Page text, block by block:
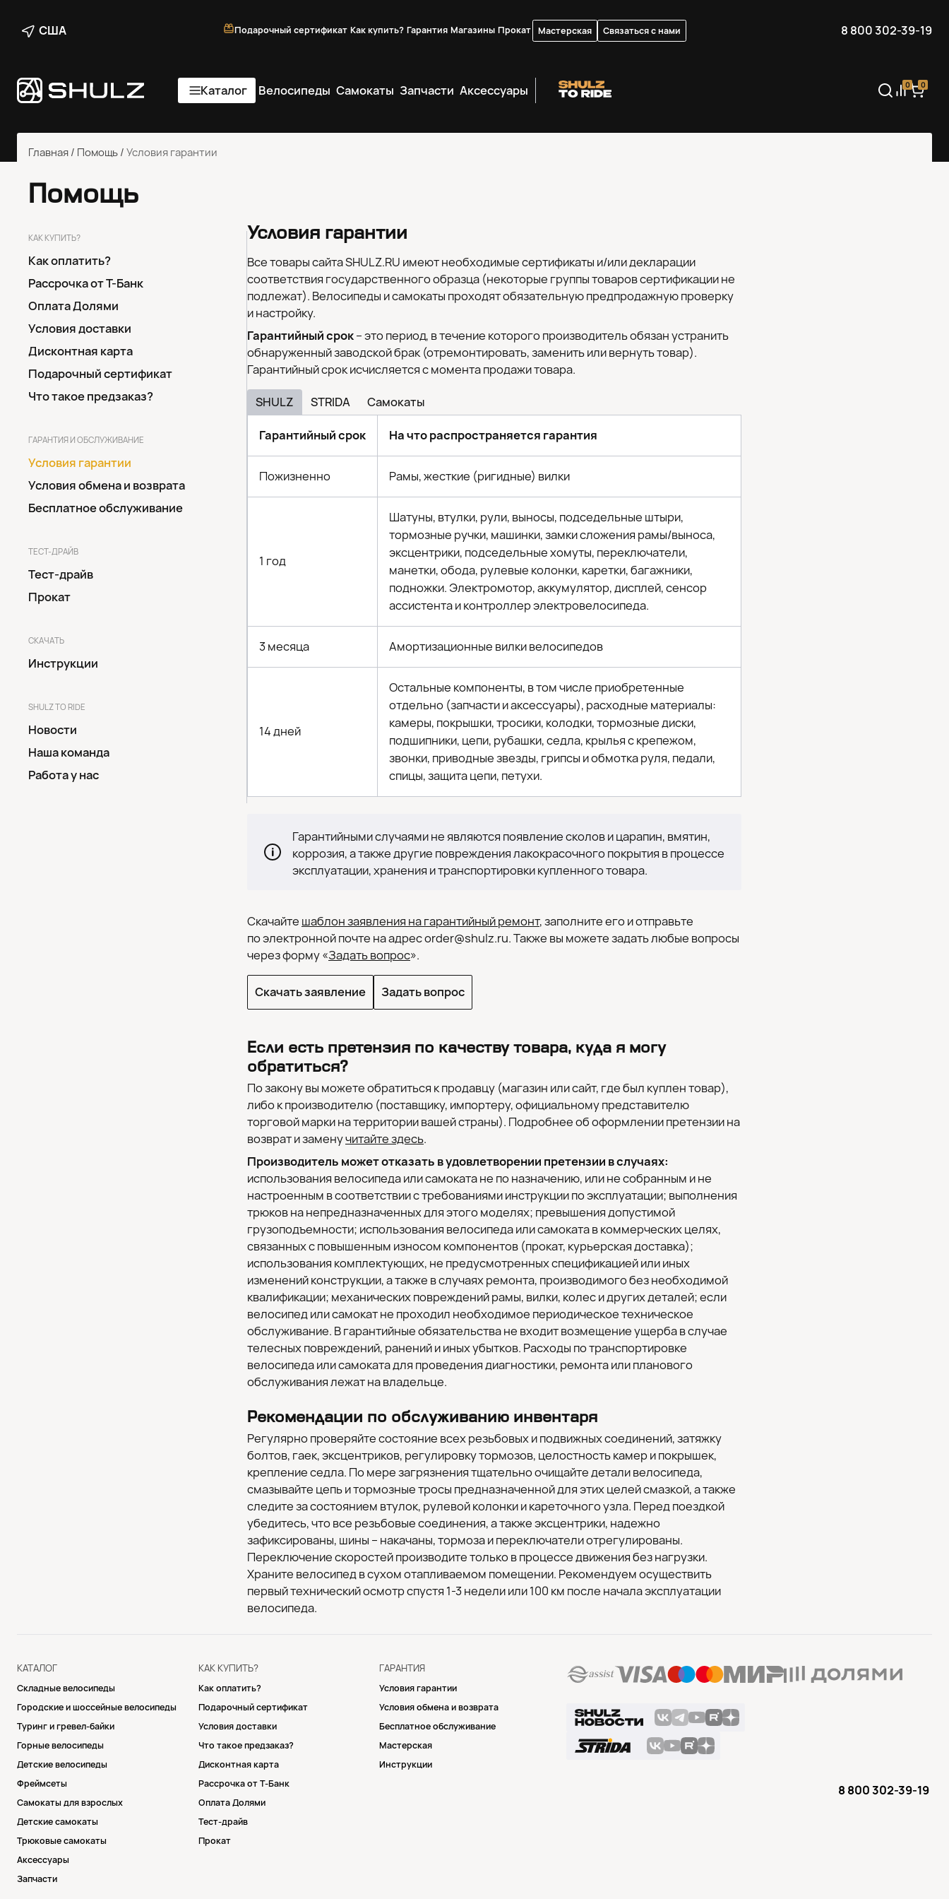
США Подарочный сертификат Как купить? Гарантия Магазины Прокат Мастерская Связаться с нами 8 800 302-39-19
Каталог Велосипеды Самокаты Запчасти Аксессуары 0 0
Главная / Помощь / Условия гарантии
Помощь
КАК КУПИТЬ?
Как оплатить?
Рассрочка от Т-Банк
Оплата Долями
Условия доставки
Дисконтная карта
Подарочный сертификат
Что такое предзаказ?
ГАРАНТИЯ И ОБСЛУЖИВАНИЕ
Условия гарантии
Условия обмена и возврата
Бесплатное обслуживание
ТЕСТ-ДРАЙВ
Тест-драйв
Прокат
СКАЧАТЬ
Инструкции
SHULZ TO RIDE
Новости
Наша команда
Работа у нас
Условия гарантии
Все товары сайта SHULZ.RU имеют необходимые сертификаты и/или декларации
соответствия государственного образца (некоторые группы товаров сертификации не
подлежат). Велосипеды и самокаты проходят обязательную предпродажную проверку
и настройку.
Гарантийный срок– это период, в течение которого производитель обязан устранить
обнаруженный заводской брак (отремонтировать, заменить или вернуть товар).
Гарантийный срок исчисляется с момента продажи товара.
SHULZ STRIDA Самокаты
Гарантийный срок На что распространяется гарантия
Пожизненно Рамы, жесткие (ригидные) вилки
1 год
Шатуны, втулки, рули, выносы, подседельные штыри,
тормозные ручки, машинки, замки сложения рамы/выноса,
эксцентрики, подседельные хомуты, переключатели,
манетки, обода, рулевые колонки, каретки, багажники,
подножки. Электромотор, аккумулятор, дисплей, сенсор
ассистента и контроллер электровелосипеда.
3 месяца Амортизационные вилки велосипедов
14 дней
Остальные компоненты, в том числе приобретенные
отдельно (запчасти и аксессуары), расходные материалы:
камеры, покрышки, тросики, колодки, тормозные диски,
подшипники, цепи, рубашки, седла, крылья с крепежом,
звонки, приводные звезды, грипсы и обмотка руля, педали,
спицы, защита цепи, петухи.
Гарантийными случаями не являются появление сколов и царапин, вмятин,
коррозия, а также другие повреждения лакокрасочного покрытия в процессе
эксплуатации, хранения и транспортировки купленного товара.
Скачайте шаблон заявления на гарантийный ремонт, заполните его и отправьте
по электронной почте на адрес order@shulz.ru. Также вы можете задать любые вопросы
через форму «Задать вопрос».
Скачать заявление Задать вопрос
Если есть претензия по качеству товара, куда я могу
обратиться?
По закону вы можете обратиться к продавцу (магазин или сайт, где был куплен товар),
либо к производителю (поставщику, импортеру, официальному представителю
торговой марки на территории вашей страны). Подробнее об оформлении претензии на
возврат и заменучитайте здесь.
Производитель может отказать в удовлетворении претензии в случаях:
использования велосипеда или самоката не по назначению, или не собранным и не
настроенным в соответствии с требованиями инструкции по эксплуатации; выполнения
трюков на непредназначенных для этого моделях; превышения допустимой
грузоподъемности; использования велосипеда или самоката в коммерческих целях,
связанных с повышенным износом компонентов (прокат, курьерская доставка);
использования комплектующих, не предусмотренных спецификацией или иных
изменений конструкции, а также в случаях ремонта, производимого без необходимой
квалификации; механических повреждений рамы, вилки, колес и других деталей; если
велосипед или самокат не проходил необходимое периодическое техническое
обслуживание. В гарантийные обязательства не входит возмещение ущерба в случае
телесных повреждений, ранений и иных убытков. Расходы по транспортировке
велосипеда или самоката для проведения диагностики, ремонта или планового
обслуживания лежат на владельце.
Рекомендации по обслуживанию инвентаря
Регулярно проверяйте состояние всех резьбовых и подвижных соединений, затяжку
болтов, гаек, эксцентриков, регулировку тормозов, целостность камер и покрышек,
крепление седла. По мере загрязнения тщательно очищайте детали велосипеда,
смазывайте цепь и тормозные тросы предназначенной для этих целей смазкой, а также
следите за состоянием втулок, рулевой колонки и кареточного узла. Перед поездкой
убедитесь, что все резьбовые соединения, а также эксцентрики, надежно
зафиксированы, шины – накачаны, тормоза и переключатели отрегулированы.
Переключение скоростей производите только в процессе движения без нагрузки.
Храните велосипед в сухом отапливаемом помещении. Рекомендуем осуществить
первый технический осмотр спустя 1-3 недели или 100 км после начала эксплуатации
велосипеда.
КАТАЛОГ
Складные велосипеды
Городские и шоссейные велосипеды
Туринг и гревел-байки
Горные велосипеды
Детские велосипеды
Фреймсеты
Самокаты для взрослых
Детские самокаты
Трюковые самокаты
Аксессуары
Запчасти
КАК КУПИТЬ?
Как оплатить?
Подарочный сертификат
Условия доставки
Что такое предзаказ?
Дисконтная карта
Рассрочка от Т-Банк
Оплата Долями
Тест-драйв
Прокат
ГАРАНТИЯ
Условия гарантии
Условия обмена и возврата
Бесплатное обслуживание
Мастерская
Инструкции
8 800 302-39-19